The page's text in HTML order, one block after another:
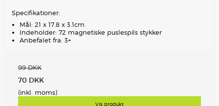
Specifikationer:
Mål: 21 x 17.8 x 3.1cm
Indeholder: 72 magnetiske puslespils stykker
Anbefalet fra: 3+
99 DKK
70 DKK
(inkl. moms)
Vis produkt